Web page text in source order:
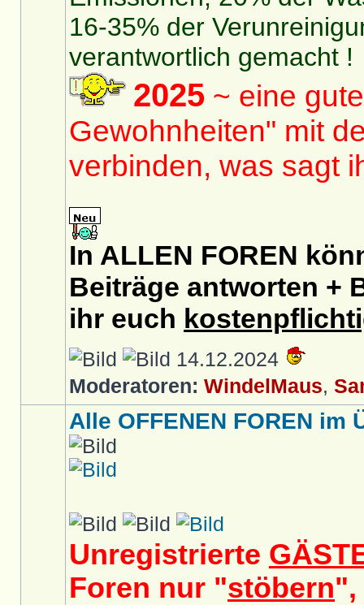
16-35% der
verantwortlich gemacht !
2025 ~ eine
Gewohnheiten" mit
verbinden, was sagt
In ALLEN FOREN
Beiträge antworten +
ihr euch
14.12.2024
Moderatoren: WindelMaus,
Alle OFFENEN FOREN im
Unregistrierte
Foren nur "stöbern",